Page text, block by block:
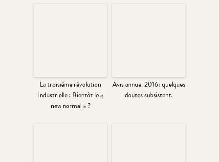
La troisième révolution
industrielle : Bientôt le «
new normal » ?
Avis annuel 2016: quelques
doutes subsistent.